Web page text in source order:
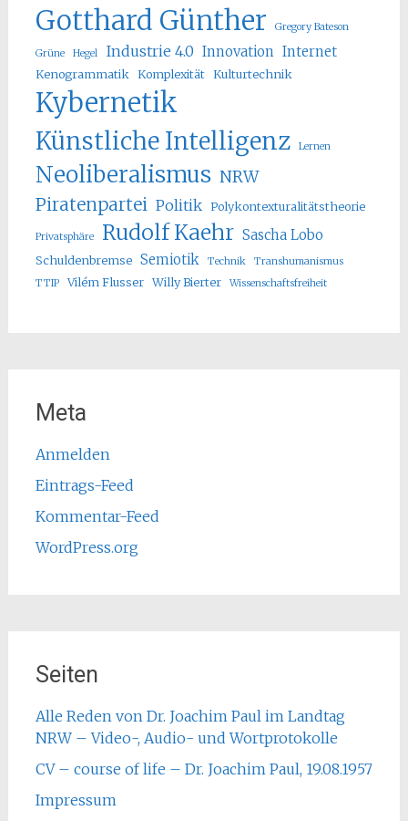
Gotthard Günther Gregory Bateson
Grüne Hegel Industrie 4.0 Innovation Internet
Kenogrammatik Komplexität Kulturtechnik
Kybernetik
Künstliche Intelligenz Lernen
Neoliberalismus NRW
Piratenpartei Politik Polykontexturalitätstheorie
Privatsphäre Rudolf Kaehr Sascha Lobo
Schuldenbremse Semiotik Technik
Transhumanismus
TTIP
Vilém Flusser Willy Bierter Wissenschaftsfreiheit
Meta
Anmelden
Eintrags-Feed
Kommentar-Feed
WordPress.org
Seiten
Alle Reden von Dr. Joachim Paul im Landtag
NRW – Video-, Audio- und Wortprotokolle
CV – course of life – Dr. Joachim Paul, 19.08.1957
Impressum